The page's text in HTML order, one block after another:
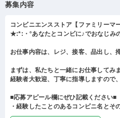
募集内容
コンビニエンスストア【ファミリーマ
★:*:・°あなたとコンビに♪でおなじみ
お仕事内容は、レジ、接客、品出し、
まずは、私たちと一緒にお仕事してみ
経験者大歓迎、丁寧に指導しますので
■応募アピール欄にぜひ記載ください■
・経験したことのあるコンビニ名とそ